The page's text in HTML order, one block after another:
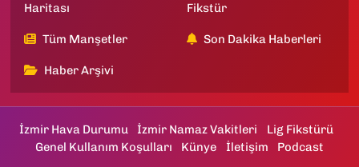
Haritası
Fikstür
Tüm Manşetler Son Dakika Haberleri
Haber Arşivi
İzmir Hava Durumu İzmir Namaz Vakitleri
Lig Fikstürü
Genel Kullanım Koşulları
Künye İletişim Podcast